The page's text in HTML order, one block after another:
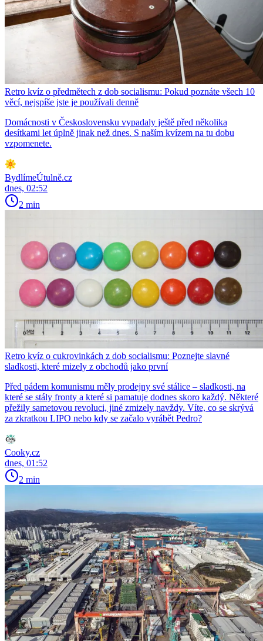
Retro kvíz o předmětech z dob socialismu: Pokud poznáte všech 10
věcí, nejspíše jste je používali denně
Domácnosti v Československu vypadaly ještě před několika
desítkami let úplně jinak než dnes. S naším kvízem na tu dobu
vzpomenete.
BydlímeÚtulně.cz
dnes, 02:52
2 min
Retro kvíz o cukrovinkách z dob socialismu: Poznejte slavné
sladkosti, které mizely z obchodů jako první
Před pádem komunismu měly prodejny své stálice – sladkosti, na
které se stály fronty a které si pamatuje dodnes skoro každý. Některé
přežily sametovou revoluci, jiné zmizely navždy. Víte, co se skrývá
za zkratkou LIPO nebo kdy se začalo vyrábět Pedro?
Cooky.cz
dnes, 01:52
2 min